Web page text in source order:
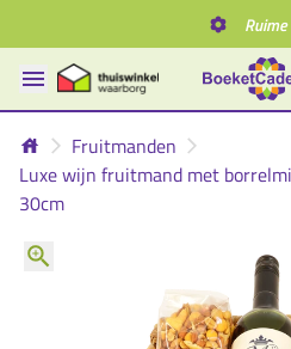
Fruitmanden
Luxe wijn fruitmand met
30cm